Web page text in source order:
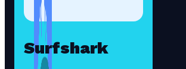
Surfshark